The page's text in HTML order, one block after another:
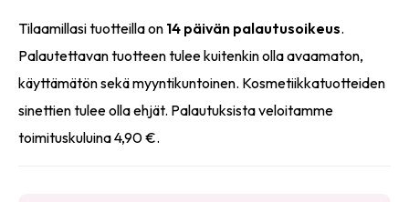
Tilaamillasi tuotteilla on 14 päivän palautusoikeus.
Palautettavan tuotteen tulee kuitenkin olla avaamaton,
käyttämätön sekä myyntikuntoinen. Kosmetiikkatuotteiden
sinettien tulee olla ehjät. Palautuksista veloitamme
toimituskuluina 4,90 €.